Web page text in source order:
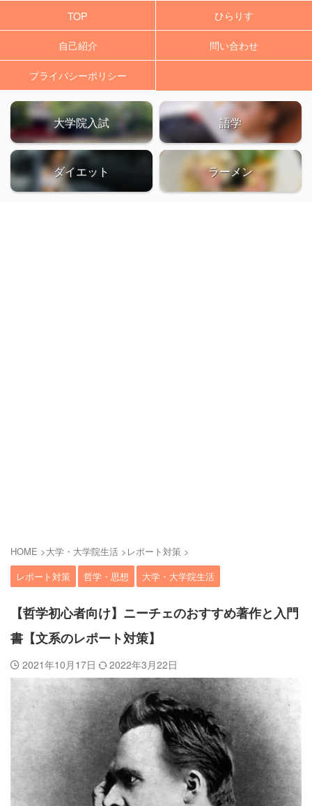
TOP ひらりす
自己紹介 問い合わせ
プライバシーポリシー
大学院入試 語学
ダイエット ラーメン
HOME >大学・大学院生活 > レポート対策 >
レポート対策
哲学・思想 大学・大学院生活
【哲学初心者向け】ニーチェのおすすめ著作と入門
書【文系のレポート対策】
2021年10月17日
2022年3月22日